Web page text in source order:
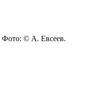
Фото: © А. Евсеев.